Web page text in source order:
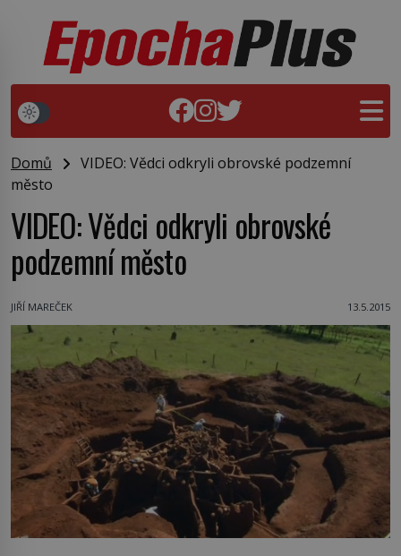
Domů
VIDEO: Vědci odkryli obrovské podzemní
město
VIDEO: Vědci odkryli obrovské
podzemní město
JIŘÍ MAREČEK 13.5.2015